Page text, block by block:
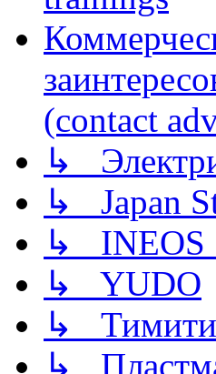
(contact
↳
↳ Japan
↳ INEOS
↳ YUDO
↳ Тимити
↳